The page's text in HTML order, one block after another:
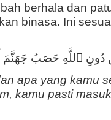
berhala dan
binasa. Ini
ٱللَّهِ حَصَبُ جَهَنَّمَ
apa yang kamu
kamu pasti